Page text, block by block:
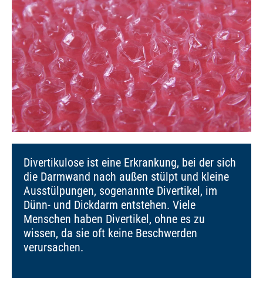
Divertikulose ist eine Erkrankung, bei der sich
die Darmwand nach außen stülpt und kleine
Ausstülpungen, sogenannte Divertikel, im
Dünn- und Dickdarm entstehen. Viele
Menschen haben Divertikel, ohne es zu
wissen, da sie oft keine Beschwerden
verursachen.